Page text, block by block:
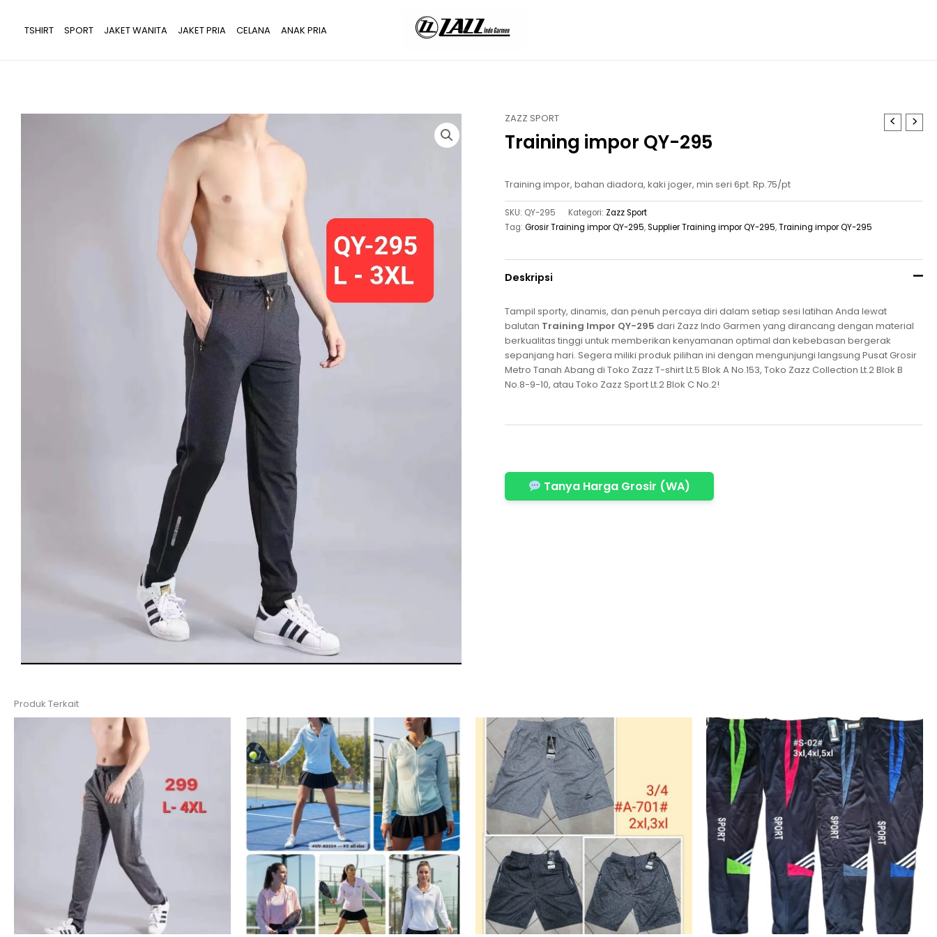
kontenTSHIRT SPORT JAKET WANITA JAKET PRIA CELANA ANAK PRIA
ZAZZ SPORT
Training impor QY-295
Training impor, bahan diadora, kaki joger, min seri 6pt. Rp.75/pt
SKU: QY-295 Kategori: Zazz Sport
Tag:Grosir Training impor QY-295,Supplier Training impor QY-295,Training impor QY-295
Deskripsi
Tampil sporty, dinamis, dan penuh percaya diri dalam setiap sesi latihan Anda lewat
balutan Training Impor QY-295 dari Zazz Indo Garmen yang dirancang dengan material
berkualitas tinggi untuk memberikan kenyamanan optimal dan kebebasan bergerak
sepanjang hari. Segera miliki produk pilihan ini dengan mengunjungi langsung Pusat Grosir
Metro Tanah Abang di Toko Zazz T-shirt Lt.5 Blok A No.153, Toko Zazz Collection Lt.2 Blok B
No.8-9-10, atau Toko Zazz Sport Lt.2 Blok C No.2!
Tanya Harga Grosir (WA)
Produk Terkait